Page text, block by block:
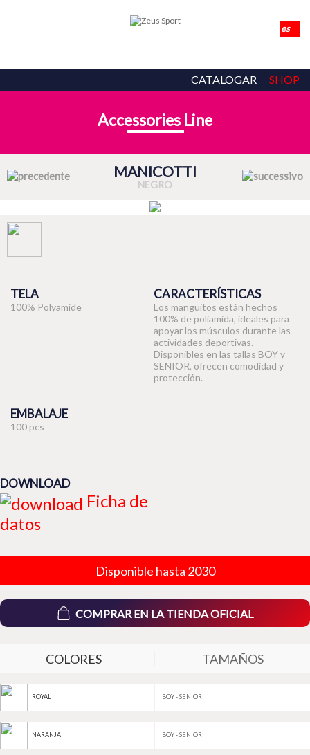
CATALOGAR SHOP
Accessories Line
MANICOTTI
NEGRO
TELA
100% Polyamide
CARACTERÍSTICAS
Los manguitos están hechos
100% de poliamida, ideales para
apoyar los músculos durante las
actividades deportivas.
Disponibles en las tallas BOY y
SENIOR, ofrecen comodidad y
protección.
EMBALAJE
100 pcs
DOWNLOAD
Ficha de
datos
Disponible hasta 2030
COMPRAR EN LA TIENDA OFICIAL
COLORES TAMAÑOS
ROYAL BOY - SENIOR
NARANJA BOY - SENIOR